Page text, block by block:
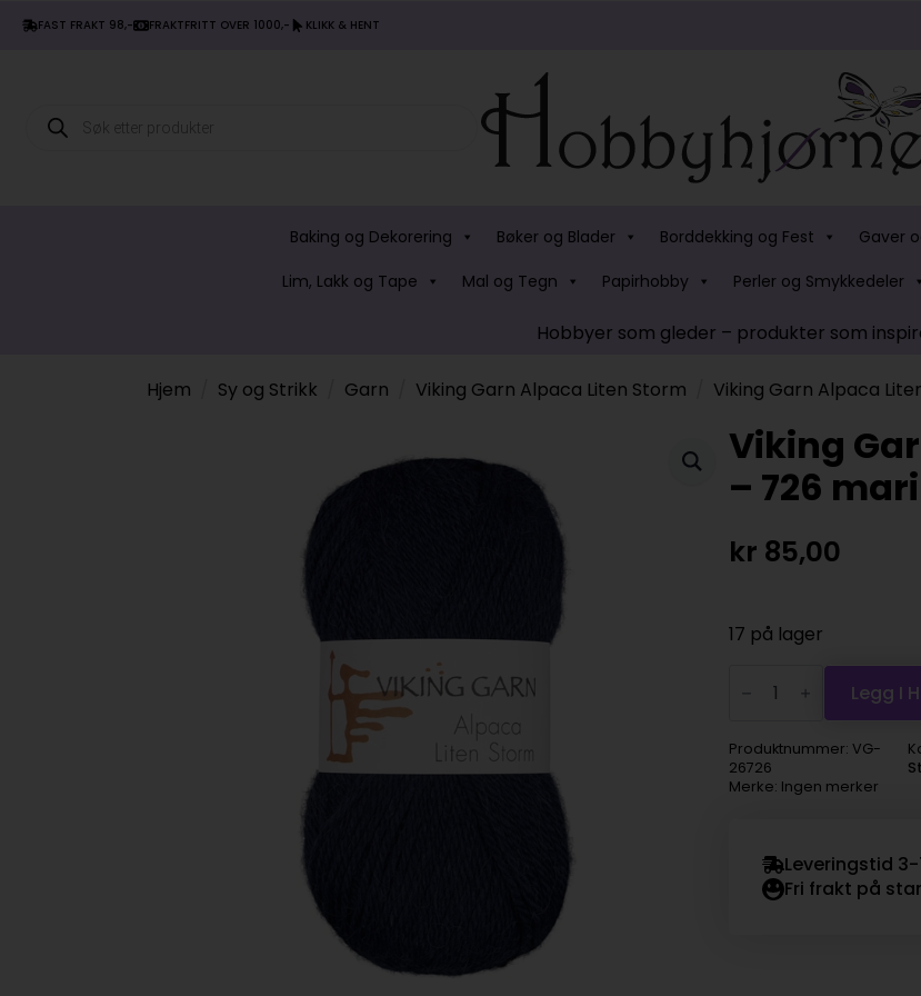
FAST FRAKT 98,- FRAKTFRITT OVER 1000,- KLIKK & HENT
Products
search
Baking og Dekorering Bøker og Blader Borddekking og Fest Gaver
Lim, Lakk og Tape
Mal og Tegn Papirhobby Perler og Smykkedeler
Hobbyer som gleder – produkter som
Hjem Sy og Strikk Garn Viking Garn Alpaca Liten Storm Viking Garn Alpaca
Viking
– 726
kr 85,00
17 på lager
Alpaca
Storm
-
726
marine
Legg I
Produktnummer: VG-
26726
Merke: Ingen merker
Leveringstid
Fri frakt på